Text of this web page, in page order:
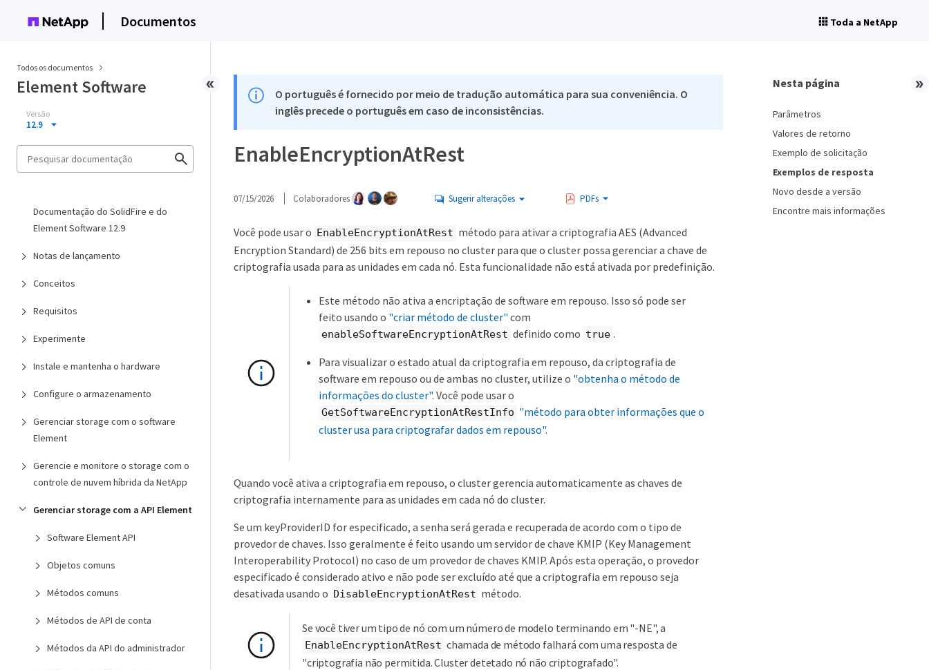
Documentos Toda a NetApp
Todos os documentos
Element Software
Versão
12.9
Documentação do SolidFire e do
Element Software 12.9
Notas de lançamento
Conceitos
Requisitos
Experimente
Instale e mantenha o hardware
Configure o armazenamento
Gerenciar storage com o software
Element
Gerencie e monitore o storage com o
controle de nuvem híbrida da NetApp
Gerenciar storage com a API Element
Software Element API
Objetos comuns
Métodos comuns
Métodos de API de conta
Métodos da API do administrador
O português é fornecido por meio de tradução automática para sua conveniência. O
inglês precede o português em caso de inconsistências.
EnableEncryptionAtRest
07/15/2026 Colaboradores Sugerir alterações PDFs
Você pode usar o EnableEncryptionAtRest método para ativar a criptografia AES (Advanced
Encryption Standard) de 256 bits em repouso no cluster para que o cluster possa gerenciar a chave de
criptografia usada para as unidades em cada nó. Esta funcionalidade não está ativada por predefinição.
Este método não ativa a encriptação de software em repouso. Isso só pode ser
feito usando o "criar método de cluster" com
enableSoftwareEncryptionAtRest definido como true .
Para visualizar o estado atual da criptografia em repouso, da criptografia de
software em repouso ou de ambas no cluster, utilize o "obtenha o método de
informações do cluster". Você pode usar o
GetSoftwareEncryptionAtRestInfo "método para obter informações que o
cluster usa para criptografar dados em repouso".
Quando você ativa a criptografia em repouso, o cluster gerencia automaticamente as chaves de
criptografia internamente para as unidades em cada nó do cluster.
Se um keyProviderID for especificado, a senha será gerada e recuperada de acordo com o tipo de
provedor de chaves. Isso geralmente é feito usando um servidor de chave KMIP (Key Management
Interoperability Protocol) no caso de um provedor de chaves KMIP. Após esta operação, o provedor
especificado é considerado ativo e não pode ser excluído até que a criptografia em repouso seja
desativada usando o DisableEncryptionAtRest método.
Se você tiver um tipo de nó com um número de modelo terminando em "-NE", a
EnableEncryptionAtRest chamada de método falhará com uma resposta de
"criptografia não permitida. Cluster detetado nó não criptografado".
Nesta página
Parâmetros
Valores de retorno
Exemplo de solicitação
Exemplos de resposta
Novo desde a versão
Encontre mais informações